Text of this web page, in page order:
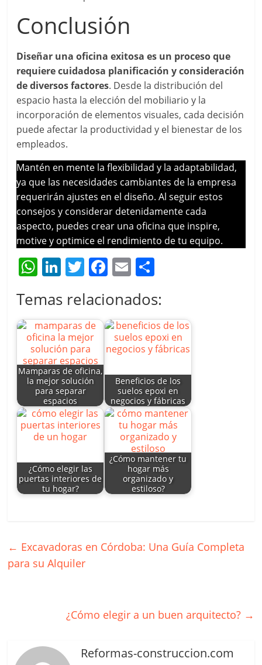
Conclusión
Diseñar una oficina exitosa es un proceso que
requiere cuidadosa planificación y consideración
de diversos factores. Desde la distribución del
espacio hasta la elección del mobiliario y la
incorporación de elementos visuales, cada decisión
puede afectar la productividad y el bienestar de los
empleados.
Mantén en mente la flexibilidad y la adaptabilidad,
ya que las necesidades cambiantes de la empresa
requerirán ajustes en el diseño. Al seguir estos
consejos y considerar detenidamente cada
aspecto, puedes crear una oficina que inspire,
motive y optimice el rendimiento de tu equipo.
W
at
s
A
p
p
Li
k
e
dI
n
T
itt
er
F
c
e
b
o
o
k
E
ai
l
m
p
ar
tir
Temas relacionados:
Mamparas de oficina,
la mejor solución
para separar
espacios
Beneficios de los
suelos epoxi en
negocios y fábricas
¿Cómo elegir las
puertas interiores de
tu hogar?
¿Cómo mantener tu
hogar más
organizado y
estiloso?
← Excavadoras en Córdoba: Una Guía Completa
para su Alquiler
¿Cómo elegir a un buen arquitecto? →
Reformas-construccion.com